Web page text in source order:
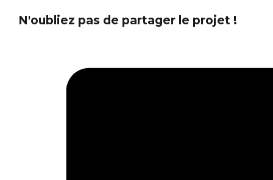
N'oubliez pas de partager le projet !